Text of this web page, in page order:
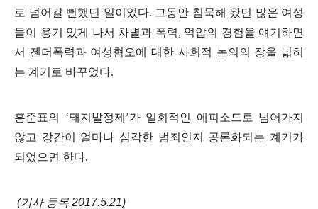
로 넘어갈 뻔했던 일이었다. 그동안 침묵해 왔던 많은 여성
들이 용기 있게 나서 차별과 폭력, 억압의 경험을 얘기하면
서 젠더폭력과 여성혐오에 대한 사회적 논의의 장을 넓히
는 계기로 바꾸었다.
홍준표의 ‘돼지발정제’가 일회적인 에피소드로 넘어가지
않고 강간이 얼마나 심각한 범죄인지 공론화되는 계기가
되었으면 한다.
(기사 등록 2017.5.21)